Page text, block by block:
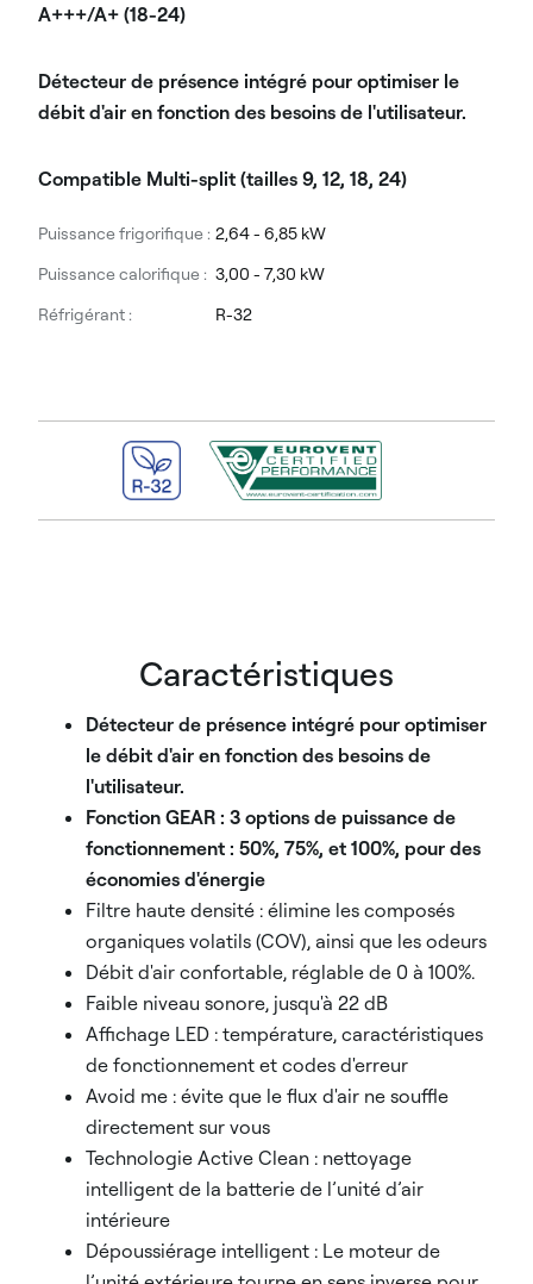
A+++/A+ (18-24)
Détecteur de présence intégré pour optimiser le
débit d'air en fonction des besoins de l'utilisateur.
Compatible Multi-split (tailles 9, 12, 18, 24)
Puissance frigorifique : 2,64 - 6,85 kW
Puissance calorifique : 3,00 - 7,30 kW
Réfrigérant :
R-32
Caractéristiques
Détecteur de présence intégré pour optimiser
le débit d'air en fonction des besoins de
l'utilisateur.
Fonction GEAR : 3 options de puissance de
fonctionnement : 50%, 75%, et 100%, pour des
économies d'énergie
Filtre haute densité : élimine les composés
organiques volatils (COV), ainsi que les odeurs
Débit d'air confortable, réglable de 0 à 100%.
Faible niveau sonore, jusqu'à 22 dB
Affichage LED : température, caractéristiques
de fonctionnement et codes d'erreur
Avoid me : évite que le flux d'air ne souffle
directement sur vous
Technologie Active Clean : nettoyage
intelligent de la batterie de l’unité d’air
intérieure
Dépoussiérage intelligent : Le moteur de